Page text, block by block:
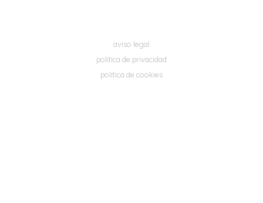
aviso legal
política de privacidad
política de cookies